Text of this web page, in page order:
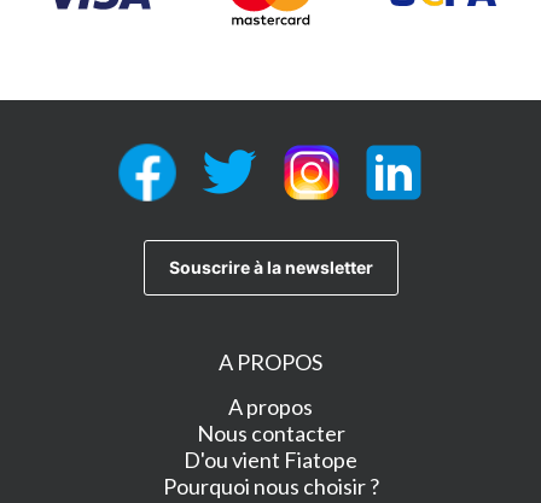
A PROPOS
A propos
Nous contacter
D'ou vient Fiatope
Pourquoi nous choisir ?